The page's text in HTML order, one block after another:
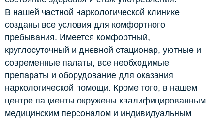
В нашей частной наркологической клинике
созданы все условия для комфортного
пребывания. Имеется комфортный,
круглосуточный и дневной стационар, уютные и
современные палаты, все необходимые
препараты и оборудование для оказания
наркологической помощи. Кроме того, в нашем
центре пациенты окружены квалифицированным
медицинским персоналом и индивидуальным